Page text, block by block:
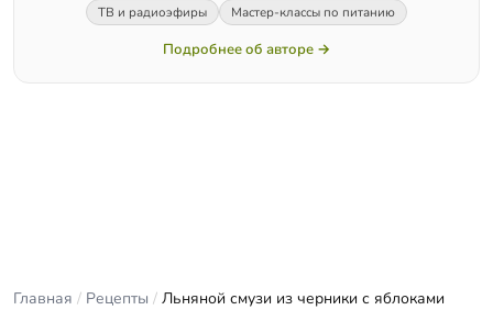
ТВ и радиоэфиры
Мастер-классы по питанию
Подробнее об авторе →
Главная / Рецепты / Льняной смузи из черники с яблоками